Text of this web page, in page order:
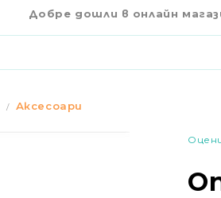
Добре дошли в онлайн
RIFTON HTS
Аксесоари